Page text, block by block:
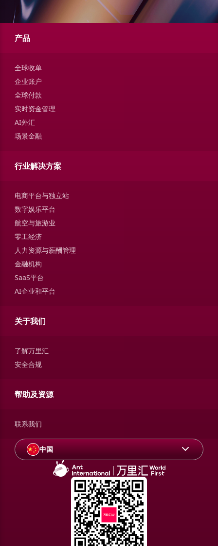
中国
产品
全球收单
企业账户
全球付款
实时资金管理
AI外汇
场景金融
行业解决方案
电商平台与独立站
数字娱乐平台
航空与旅游业
零工经济
人力资源与薪酬管理
金融机构
SaaS平台
AI企业和平台
关于我们
了解万里汇
安全合规
帮助及资源
联系我们